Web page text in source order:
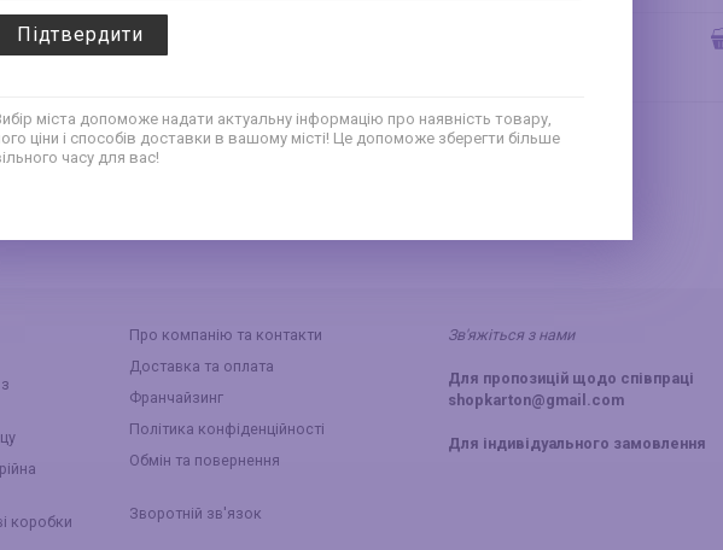
Підтвердити
міста допоможе надати актуальну інформацію про наявність товару,
ціни і способів доставки в вашому місті! Це допоможе зберегти більше
часу для вас!
149
‹ 1 2 3 ›
коробки
Про компанію та контакти
Доставка та оплата
Франчайзинг
Політика конфіденційності
Обмін та повернення
Зворотній зв'язок
Зв'яжіться з нами
Для пропозицій щодо співпраці
shopkarton@gmail.com
Для індивідуального замовлення